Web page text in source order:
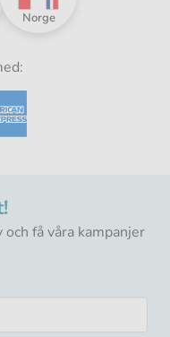
Nazar
-
Norge
få våra kampanjer